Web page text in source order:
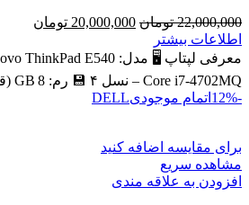
22,000,000 تومان قیمت
22,000,000 تومان
20,000,000 تومان
است.
اطلاعات بیشتر
Core i7‑4702MQ – نسل ۴ 💾 رم: 8 GB (قابل ارتقا
-12%
اتمام موجودیDELL
برای مقایسه اضافه کنید
مشاهده سریع
افزودن به علاقه مندی